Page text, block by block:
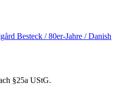
Besteck / 80er-Jahre / Danish
§25a UStG.